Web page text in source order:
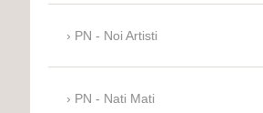
PN - Noi Artisti
PN - Nati Mati